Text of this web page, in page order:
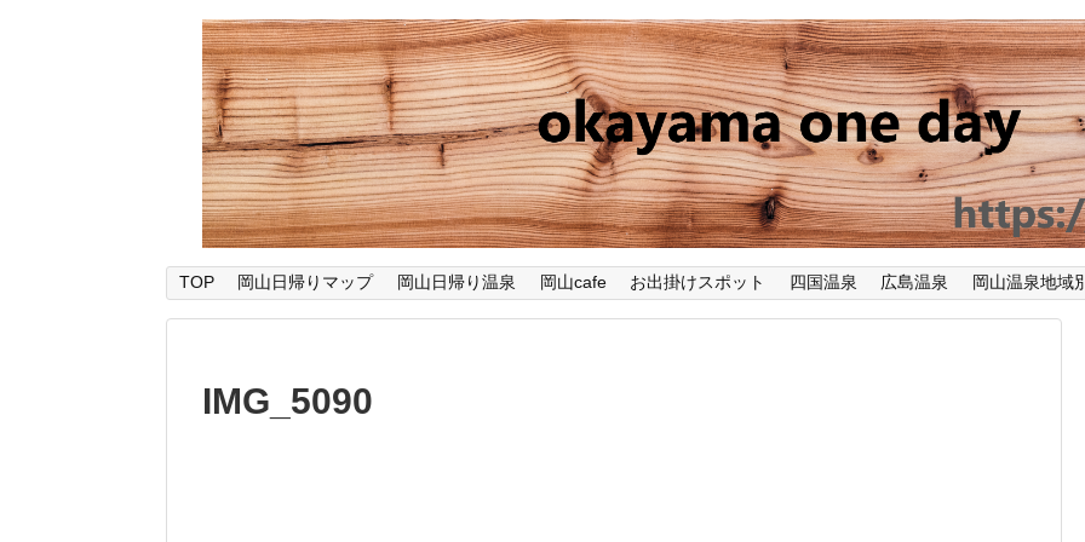
TOP 岡山日帰りマップ 岡山日帰り温泉 岡山cafe お出掛けスポット 四国温泉 広島温泉 岡山温泉地域
IMG_5090